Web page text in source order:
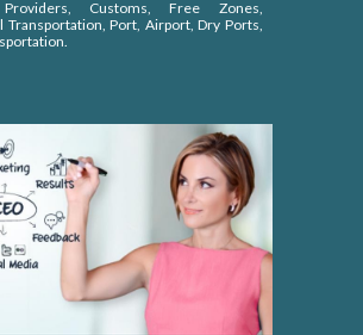
Customs, Free Zones,
Transportation, Port, Airport, Dry Ports,